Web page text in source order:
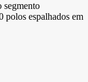
segmento
polos espalhados em